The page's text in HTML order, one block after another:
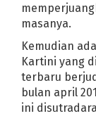
masanya.
Kemudian
Kartini yang
terbaru
bulan april
ini